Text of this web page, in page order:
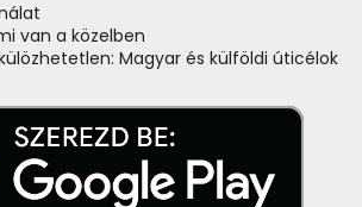
van a közelben
Magyar és külföldi úticélok